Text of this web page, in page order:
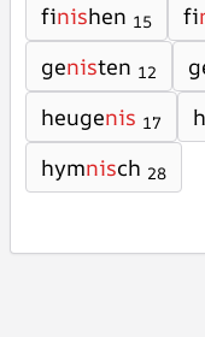
finishen 15 fi
genisten 12
heugenis 17
hymnisch 28